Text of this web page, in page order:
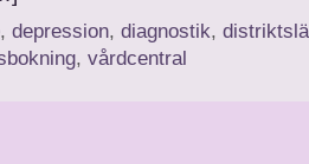
, depression, diagnostik,
, vårdcentral